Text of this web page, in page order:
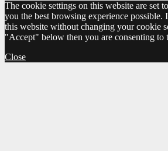
The cookie settings on this website are set
you the best browsing experience possible.
this website without changing your cookie
"Accept" below then you are consenting to
Close